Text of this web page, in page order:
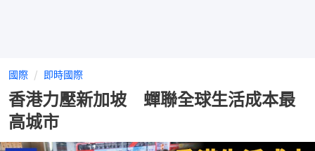
國際 即時國際
香港力壓新加坡 蟬聯全球生活成本最
高城市